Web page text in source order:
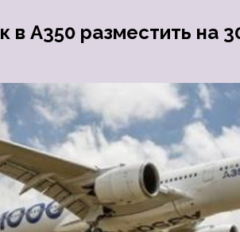
в A350 разместить на